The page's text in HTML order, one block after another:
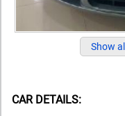
Show
CAR DETAILS: